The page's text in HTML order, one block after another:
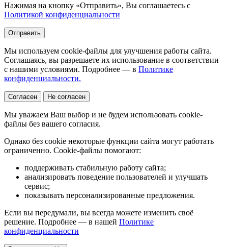
Нажимая на кнопку «Отправить», Вы соглашаетесь с
Политикой конфиденциальности
Отправить
Мы используем cookie-файлы для улучшения работы сайта.
Соглашаясь, вы разрешаете их использование в соответствии
с нашими условиями. Подробнее — в Политике
конфиденциальности.
Согласен Не согласен
Мы уважаем Ваш выбор и не будем использовать cookie-
файлы без вашего согласия.
Однако без cookie некоторые функции сайта могут работать
ограниченно. Cookie-файлы помогают:
поддерживать стабильную работу сайта;
анализировать поведение пользователей и улучшать
сервис;
показывать персонализированные предложения.
Если вы передумали, вы всегда можете изменить своё
решение. Подробнее — в нашей Политике
конфиденциальности